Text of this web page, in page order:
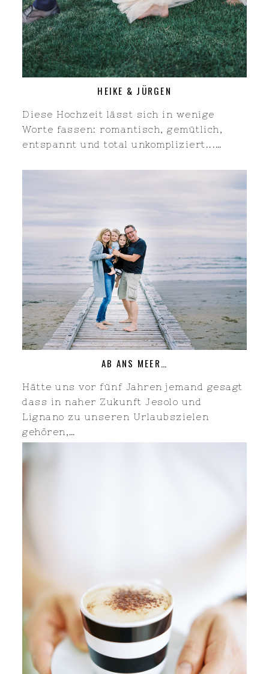
HEIKE & JÜRGEN
Diese Hochzeit lässt sich in wenige
Worte fassen: romantisch, gemütlich,
entspannt und total unkompliziert...…
AB ANS MEER…
Hätte uns vor fünf Jahren jemand gesagt
dass in naher Zukunft Jesolo und
Lignano zu unseren Urlaubszielen
gehören,…